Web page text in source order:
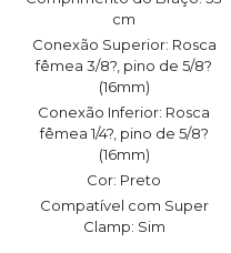
cm
Conexão Superior: Rosca
fêmea 3/8?, pino de 5/8?
(16mm)
Conexão Inferior: Rosca
fêmea 1/4?, pino de 5/8?
(16mm)
Cor: Preto
Compatível com Super
Clamp: Sim